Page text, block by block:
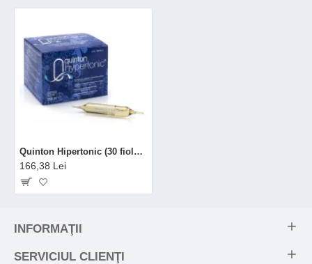
Quinton Hipertonic (30 fiole x 10 ml), Laboratoarele Quinton
166,38 Lei
INFORMAŢII
SERVICIUL CLIENŢI